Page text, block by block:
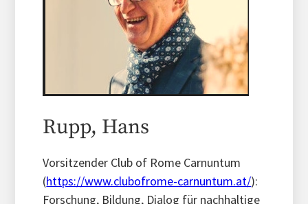
Rupp, Hans
Vorsitzender Club of Rome Carnuntum
(https://www.clubofrome-carnuntum.at/):
Forschung, Bildung, Dialog für nachhaltige